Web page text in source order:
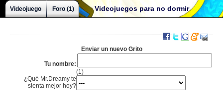
Videojuegos para no dormir
Videojuego Foro (1)
Enviar un nuevo Grito
Tu nombre:
(1)
¿Qué Mr.Dreamy te
sienta mejor hoy?